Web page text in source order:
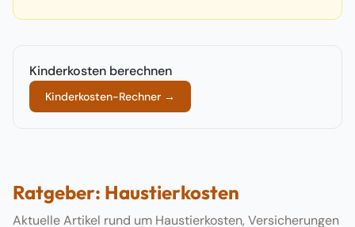
Kinderkosten berechnen
Kinderkosten-Rechner →
Ratgeber: Haustierkosten
Aktuelle Artikel rund um Haustierkosten, Versicherungen